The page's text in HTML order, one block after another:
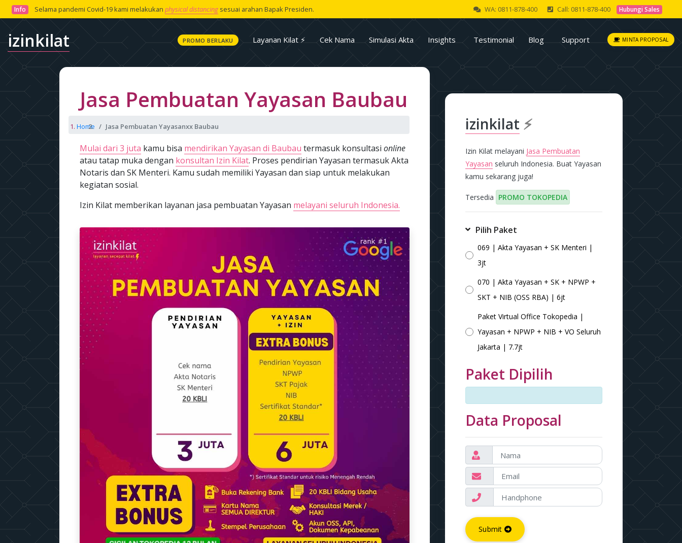
Info Selama pandemi Covid-19 kami melakukan physical distancingsesuai arahan Bapak Presiden. WA: 0811-878-400 Call: 0811-878-400 Hubungi Sales
izinkilat PROMO BERLAKU Layanan Kilat ⚡ Cek Nama Simulasi Akta Insights Testimonial Blog Support MINTA PROPOSAL
Jasa Pembuatan Yayasan Baubau
Home Jasa Pembuatan Yayasanxx Baubau
Mulai dari 3 juta kamu bisa mendirikan Yayasan di Baubau termasuk konsultasi online
atau tatap muka dengan konsultan Izin Kilat. Proses pendirian Yayasan termasuk Akta
Notaris dan SK Menteri. Kamu sudah memiliki Yayasan dan siap untuk melakukan
kegiatan sosial.
Izin Kilat memberikan layanan jasa pembuatan Yayasan melayani seluruh Indonesia.
izinkilat ⚡
Izin Kilat melayani Jasa Pembuatan
Yayasan seluruh Indonesia. Buat Yayasan
kamu sekarang juga!
Tersedia PROMO TOKOPEDIA
Pilih Paket
069 | Akta Yayasan + SK Menteri |
3jt
070 | Akta Yayasan + SK + NPWP +
SKT + NIB (OSS RBA) | 6jt
Paket Virtual Office Tokopedia |
Yayasan + NPWP + NIB + VO Seluruh
Jakarta | 7.7jt
Paket Dipilih
Data Proposal
Submit